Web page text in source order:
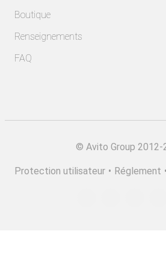
Boutique
Renseignements
FAQ
© Avito Group 2012-
Protection utilisateur • Réglement •